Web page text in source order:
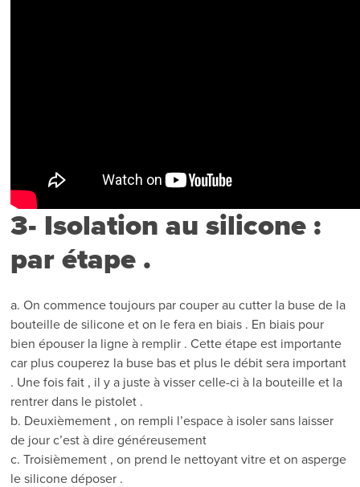
3- Isolation au silicone :
par étape .
a. On commence toujours par couper au cutter la buse de la
bouteille de silicone et on le fera en biais . En biais pour
bien épouser la ligne à remplir . Cette étape est importante
car plus couperez la buse bas et plus le débit sera important
. Une fois fait , il y a juste à visser celle-ci à la bouteille et la
rentrer dans le pistolet .
b. Deuxièmement , on rempli l’espace à isoler sans laisser
de jour c’est à dire généreusement
c. Troisièmement , on prend le nettoyant vitre et on asperge
le silicone déposer .